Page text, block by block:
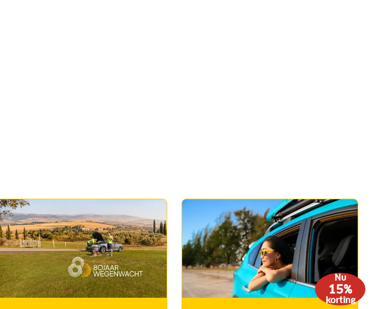
Nu
15%
korting